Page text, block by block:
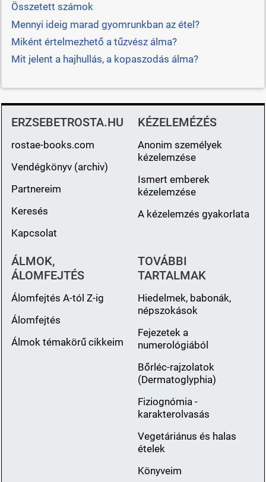
Összetett számok
Mennyi ideig marad gyomrunkban az étel?
Miként értelmezhető a tűzvész álma?
Mit jelent a hajhullás, a kopaszodás álma?
ERZSEBETROSTA.HU
rostae-books.com
Vendégkönyv (archiv)
Partnereim
Keresés
Kapcsolat
KÉZELEMÉZÉS
Anonim személyek
kézelemzése
Ismert emberek
kézelemzése
A kézelemzés gyakorlata
ÁLMOK,
ÁLOMFEJTÉS
Álomfejtés A-tól Z-ig
Álomfejtés
Álmok témakörű cikkeim
TOVÁBBI
TARTALMAK
Hiedelmek, babonák,
népszokások
Fejezetek a
numerológiából
Bőrléc-rajzolatok
(Dermatoglyphia)
Fiziognómia -
karakterolvasás
Vegetáriánus és halas
ételek
Könyveim